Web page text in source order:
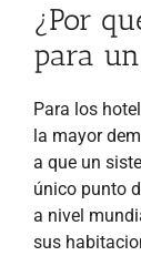
¿Por
para
Para los
la mayor
a que un
único punto
a nivel
sus